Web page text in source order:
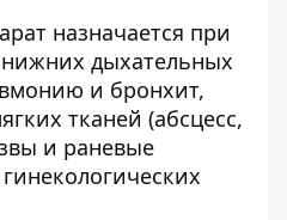
назначается при
дыхательных
и бронхит,
тканей (абсцесс,
и раневые